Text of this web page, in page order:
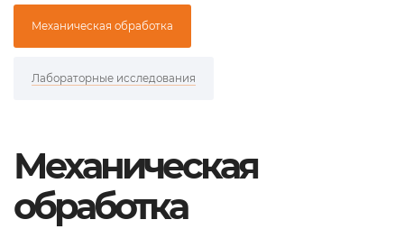
Механическая обработка
Лабораторные исследования
Механическая
обработка